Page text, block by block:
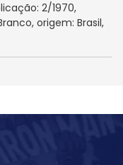
2/1970,
origem: Brasil,